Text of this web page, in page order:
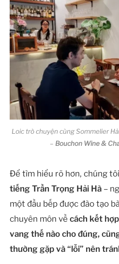
Loic trò chuyện cùng Sommelier
– Bouchon Wine &
Để tìm hiểu rõ hơn, chúng
tiếng Trần Trọng Hải Hà –
một đầu bếp được đào tạo
chuyên môn về cách kết
vang thế nào cho đúng,
thường gặp và “lỗi” nên